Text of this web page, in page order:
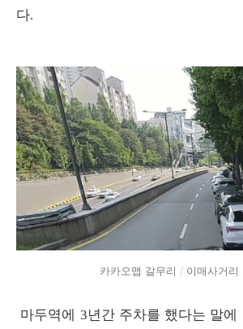
다.
카카오맵 갈무리 / 이매사거리
마두역에 3년간 주차를 했다는 말에